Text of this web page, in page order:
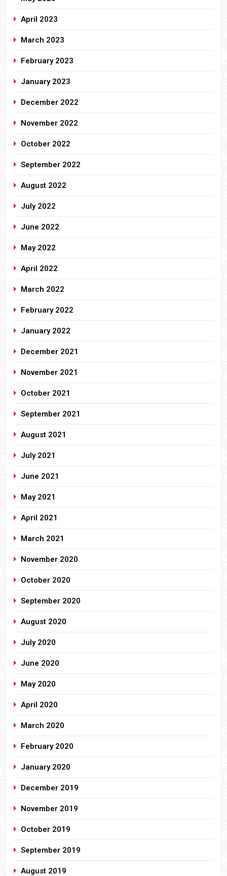
April 2023
March 2023
February 2023
January 2023
December 2022
November 2022
October 2022
September 2022
August 2022
July 2022
June 2022
May 2022
April 2022
March 2022
February 2022
January 2022
December 2021
November 2021
October 2021
September 2021
August 2021
July 2021
June 2021
May 2021
April 2021
March 2021
November 2020
October 2020
September 2020
August 2020
July 2020
June 2020
May 2020
April 2020
March 2020
February 2020
January 2020
December 2019
November 2019
October 2019
September 2019
August 2019